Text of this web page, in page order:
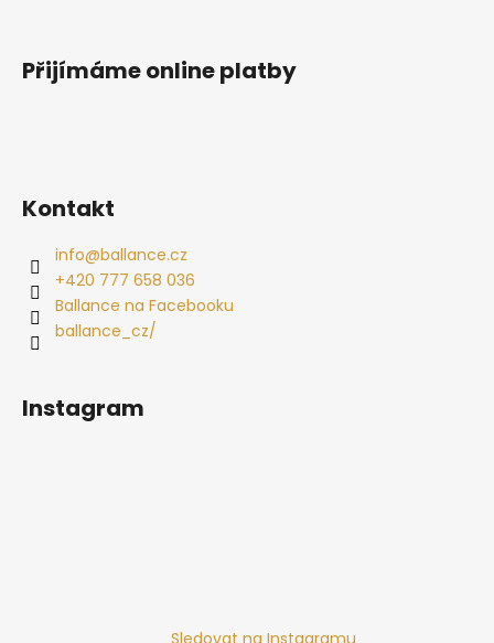
Přijímáme online platby
Kontakt
info@ballance.cz
+420 777 658 036
Ballance na Facebooku
ballance_cz/
Instagram